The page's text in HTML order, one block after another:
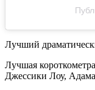
Лучший
Лучшая
Джессики Лоу,